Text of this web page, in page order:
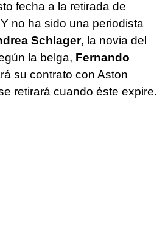
fecha a la retirada de
no ha sido una periodista
Schlager, la novia del
la belga, Fernando
su contrato con Aston
retirará cuando éste expire.